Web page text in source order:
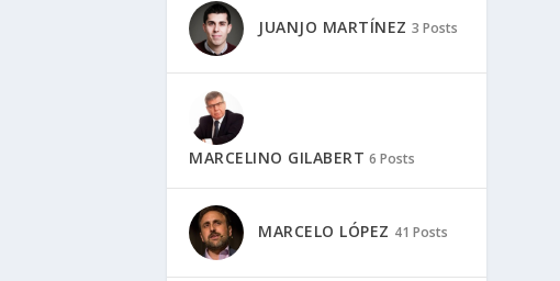
JUANJO MARTÍNEZ 3 Posts
MARCELINO GILABERT 6 Posts
MARCELO LÓPEZ 41 Posts